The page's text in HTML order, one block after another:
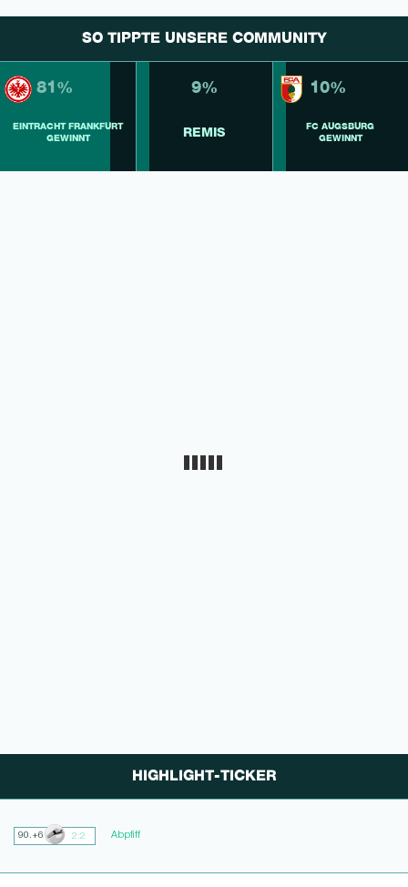
SO TIPPTE UNSERE COMMUNITY
81%
EINTRACHT FRANKFURT
GEWINNT
9%
REMIS
10%
FC AUGSBURG
GEWINNT
HIGHLIGHT-TICKER
90.+6 2:2 Abpfiff